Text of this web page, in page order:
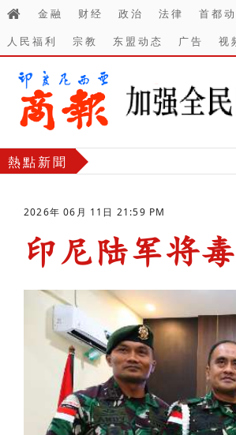
金融 财经 政治 法律 首都
人民福利
宗教 东盟动态 广告 视
熱點新聞
2026年 06月 11日 21:59 PM
印尼陆军将